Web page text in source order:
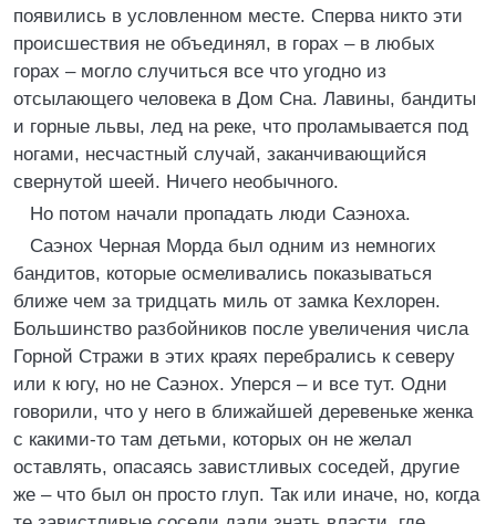
появились в условленном месте. Сперва никто эти
происшествия не объединял, в горах – в любых
горах – могло случиться все что угодно из
отсылающего человека в Дом Сна. Лавины, бандиты
и горные львы, лед на реке, что проламывается под
ногами, несчастный случай, заканчивающийся
свернутой шеей. Ничего необычного.
Но потом начали пропадать люди Саэноха.
Саэнох Черная Морда был одним из немногих
бандитов, которые осмеливались показываться
ближе чем за тридцать миль от замка Кехлорен.
Большинство разбойников после увеличения числа
Горной Стражи в этих краях перебрались к северу
или к югу, но не Саэнох. Уперся – и все тут. Одни
говорили, что у него в ближайшей деревеньке женка
с какими-то там детьми, которых он не желал
оставлять, опасаясь завистливых соседей, другие
же – что был он просто глуп. Так или иначе, но, когда